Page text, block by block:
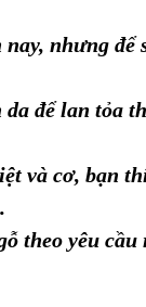
nhưng để
để lan tỏa
và cơ, bạn
theo yêu cầu